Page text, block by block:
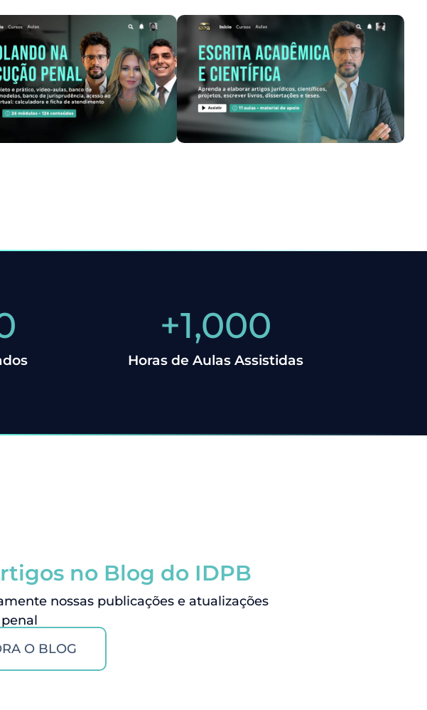
Horas de Aulas Assistidas
+1,000
no Blog do IDPB
nossas publicações e atualizações
O BLOG